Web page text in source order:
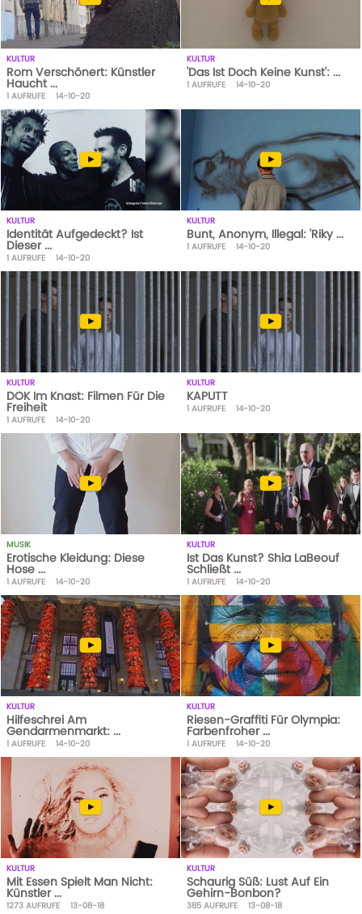
KULTUR
Rom Verschönert: Künstler
Haucht ...
1AUFRUFE 14-10-20
KULTUR
'Das Ist Doch Keine Kunst': ...
1 AUFRUFE 14-10-20
KULTUR
Identität Aufgedeckt? Ist
Dieser ...
1AUFRUFE 14-10-20
KULTUR
Bunt, Anonym, Illegal: 'Riky ...
1 AUFRUFE 14-10-20
KULTUR
DOK Im Knast: Filmen Für Die
Freiheit
1AUFRUFE 14-10-20
KULTUR
KAPUTT
1 AUFRUFE 14-10-20
MUSIK
Erotische Kleidung: Diese
Hose ...
1AUFRUFE 14-10-20
KULTUR
Ist Das Kunst? Shia LaBeouf
Schließt ...
1 AUFRUFE 14-10-20
KULTUR
Hilfeschrei Am
Gendarmenmarkt: ...
1AUFRUFE 14-10-20
KULTUR
Riesen-Graffiti Für Olympia:
Farbenfroher ...
1 AUFRUFE 14-10-20
KULTUR
Mit Essen Spielt Man Nicht:
Künstler ...
1273AUFRUFE 13-08-18
KULTUR
Schaurig Süß: Lust Auf Ein
Gehirn-Bonbon?
385 AUFRUFE 13-08-18